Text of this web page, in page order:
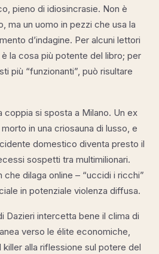
pieno di idiosincrasie. Non è
ma un uomo in pezzi che usa la
d’indagine. Per alcuni lettori
la cosa più potente del libro; per
più “funzionanti”, può risultare
coppia si sposta a Milano. Un ex
in una criosauna di lusso, e
domestico diventa presto il
sospetti tra multimilionari.
dilaga online – “uccidi i ricchi”
in potenziale violenza diffusa.
Dazieri intercetta bene il clima di
verso le élite economiche,
alla riflessione sul potere del